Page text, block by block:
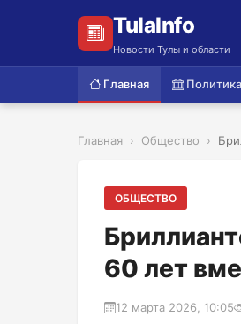
TulaInfo
Новости Тулы и области
Главная Политика
Главная Общество
ОБЩЕСТВО
60 лет
12 марта 2026, 10:05